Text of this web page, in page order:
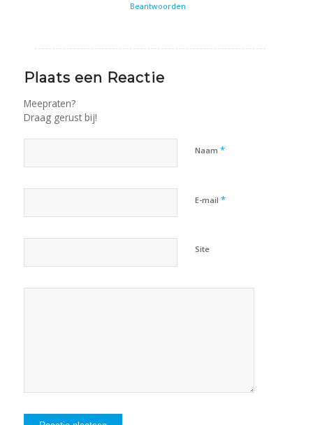
Beantwoorden
Plaats een Reactie
Meepraten?
Draag gerust bij!
Naam *
E-mail *
Site